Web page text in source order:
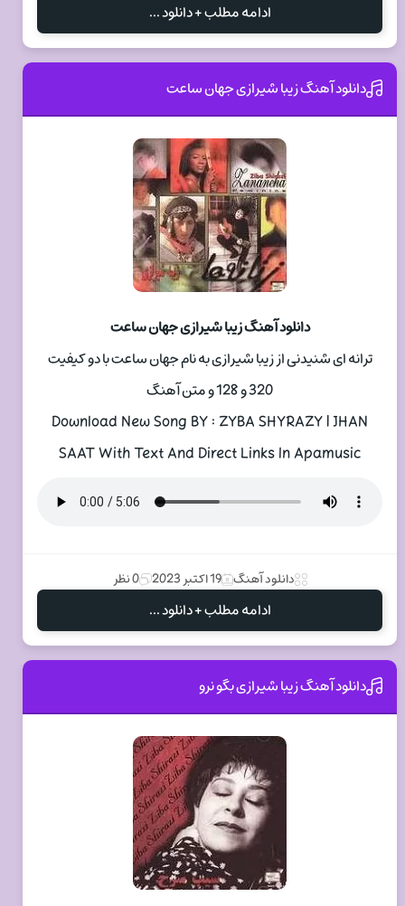
ادامه مطلب + دانلود ...
دانلود آهنگ زیبا شیرازی جهان ساعت
دانلود آهنگ زیبا شیرازی جهان ساعت
ترانه ای شنیدنی از زیبا شیرازی به نام جهان ساعت با دو کیفیت
320 و 128 و متن آهنگ
Download New Song BY : ZYBA SHYRAZY | JHAN
SAAT With Text And Direct Links In Apamusic
دانلود آهنگ 19 اکتبر 2023 0 نظر
ادامه مطلب + دانلود ...
دانلود آهنگ زیبا شیرازی بگو نرو